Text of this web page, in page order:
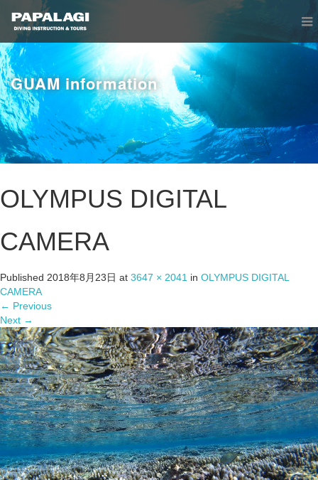
GUAM information
OLYMPUS DIGITAL
CAMERA
Published 2018年8月23日 at 3647 × 2041 in OLYMPUS DIGITAL
CAMERA
← Previous
Next →